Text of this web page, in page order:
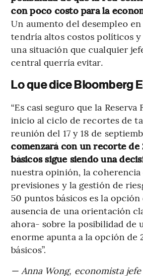
con poco costo para la
Un aumento del desempleo
tendría altos costos políticos
una situación que cualquier
central querría evitar.
Lo que dice Bloomberg
“Es casi seguro que la Reserva
inicio al ciclo de recortes de
reunión del 17 y 18 de
comenzará con un recorte de
básicos sigue siendo una
nuestra opinión, la coherencia
previsiones y la gestión de
50 puntos básicos es la
ausencia de una orientación
ahora- sobre la posibilidad de
enorme apunta a la opción de
básicos”.
— Anna Wong, economista jefe